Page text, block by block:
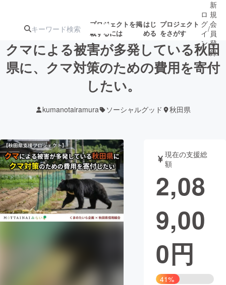
プロジェクトを掲
載するには
はじ
める
プロジェクト
をさがす
注目の新着プロ 募集終了が近いプ
テクノロジー・ガジェット
映像・映画 書籍・雑誌
ビジネス・起業 チャレンジ
まちづくり・地域活性化
CAMPFIRE for Social Good
CAMPFIRE Creation
ロ
グ
イ
ン
/
新
規
会
員
登
録
クマによる被害が多発している秋田
県に、クマ対策のための費用を寄付
したい。
kumanotairamura ソーシャルグッド 秋田県
現在の支援総
額
2,08
9,00
0円
41%